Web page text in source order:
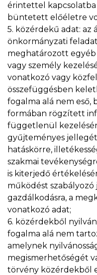
érintettel kapcsolatba
büntetett előéletre
5. közérdekű adat: az
önkormányzati
meghatározott
vagy személy
vonatkozó vagy
összefüggésben
fogalma alá nem eső,
formában rögzített
függetlenül
gyűjteményes
hatáskörre,
szakmai
is kiterjedő
működést szabályozó
gazdálkodásra, a
vonatkozó adat;
6. közérdekből
fogalma alá nem
amelynek
megismerhetőségét
törvény közérdekből